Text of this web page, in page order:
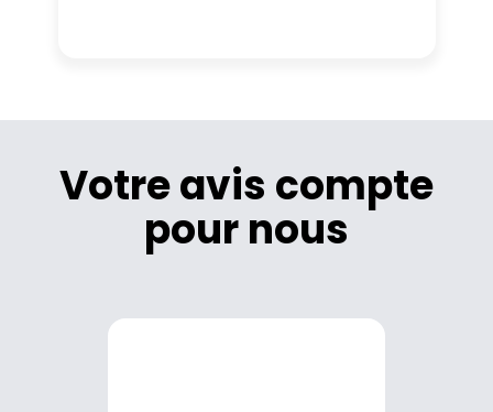
Votre avis compte
pour nous